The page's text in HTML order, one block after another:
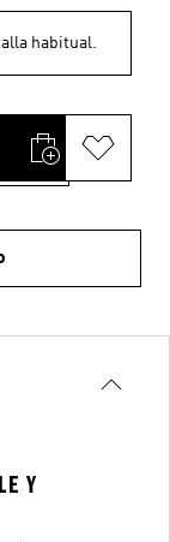
habitual.
Y